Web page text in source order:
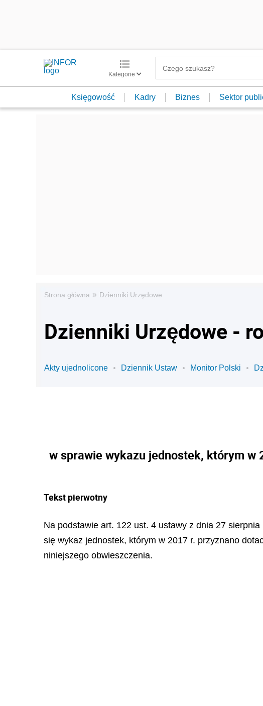
Kategorie
Księgowość Kadry Biznes Sektor
Strona główna » Dzienniki Urzędowe
Dzienniki Urzędowe -
Akty ujednolicone Dziennik Ustaw Monitor Polski
w sprawie wykazu jednostek, którym w
Tekst pierwotny
Na podstawie art. 122 ust. 4 ustawy z dnia 27
się wykaz jednostek, którym w 2017 r. przyznano
niniejszego obwieszczenia.